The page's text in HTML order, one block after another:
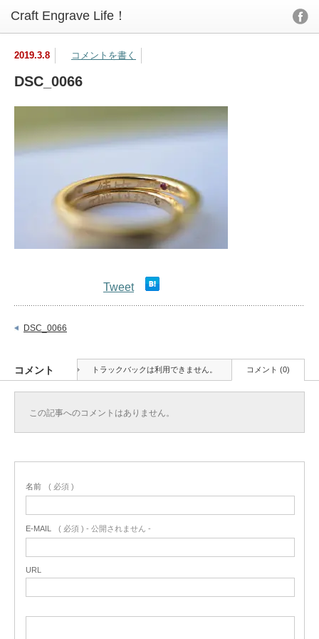
2019.3.8 コメントを書く
DSC_0066
Tweet
DSC_0066
コメント トラックバックは利用できません。 コメント (0)
この記事へのコメントはありません。
名前 ( 必須 )
E-MAIL ( 必須 ) - 公開されません -
URL